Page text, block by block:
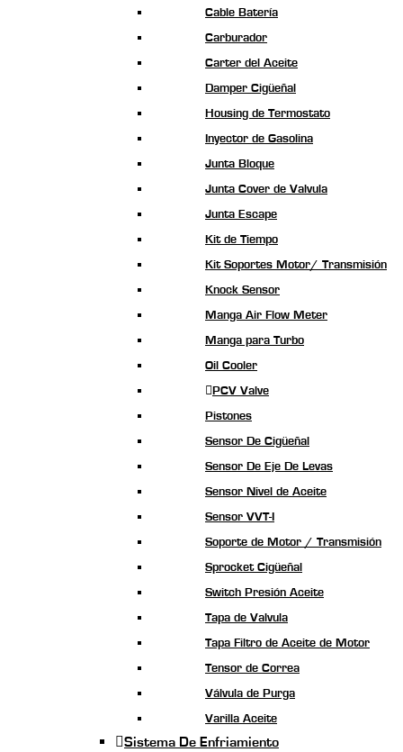
Cable Batería
Carburador
Carter del Aceite
Damper Cigüeñal
Housing de Termostato
Inyector de Gasolina
Junta Bloque
Junta Cover de Valvula
Junta Escape
Kit de Tiempo
Kit Soportes Motor/ Transmisión
Knock Sensor
Manga Air Flow Meter
Manga para Turbo
Oil Cooler
PCV Valve
Pistones
Sensor De Cigüeñal
Sensor De Eje De Levas
Sensor Nivel de Aceite
Sensor VVT-I
Soporte de Motor / Transmisión
Sprocket Cigüeñal
Switch Presión Aceite
Tapa de Valvula
Tapa Filtro de Aceite de Motor
Tensor de Correa
Válvula de Purga
Varilla Aceite
Sistema De Enfriamiento